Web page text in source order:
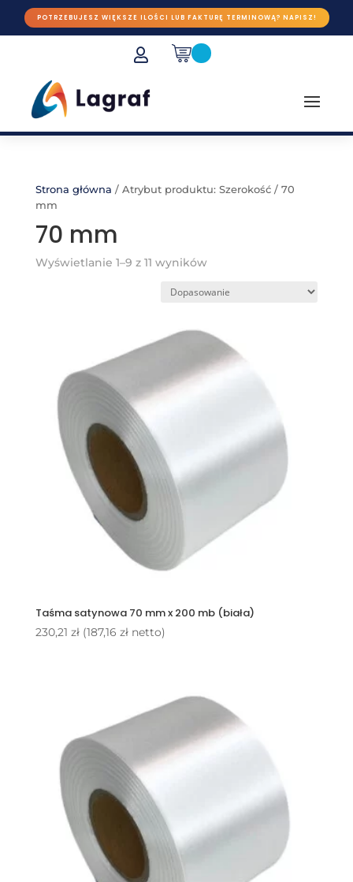
POTRZEBUJESZ WIĘKSZE ILOŚCI LUB FAKTURĘ TERMINOWĄ? NAPISZ!

Strona główna / Atrybut produktu: Szerokość/ 70
mm
70 mm
Wyświetlanie 1–9 z 11 wyników
Taśma satynowa 70 mm x 200 mb (biała)
230,21 zł (187,16 złnetto)